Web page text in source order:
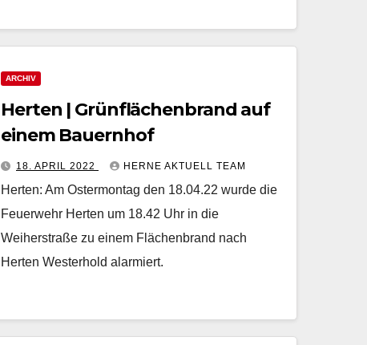
ARCHIV
Herten | Grünflächenbrand auf
einem Bauernhof
18. APRIL 2022 HERNE AKTUELL TEAM
Herten: Am Ostermontag den 18.04.22 wurde die
Feuerwehr Herten um 18.42 Uhr in die
Weiherstraße zu einem Flächenbrand nach
Herten Westerhold alarmiert.